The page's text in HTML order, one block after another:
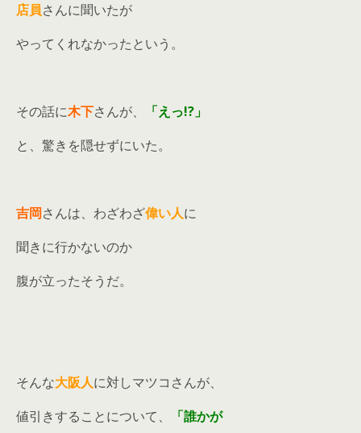
店員さんに聞いたが
やってくれなかったという。
その話に木下さんが、
「えっ!?」
と、驚きを隠せずにいた。
吉岡さんは、わざわざ偉い人に
聞きに行かないのか
腹が立ったそうだ。
そんな大阪人に対しマツコさんが、
値引きすることについて、
「誰かが